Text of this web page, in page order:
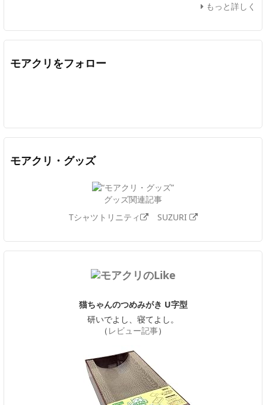
もっと詳しく
モアクリをフォロー
モアクリ・グッズ
グッズ関連記事
Tシャツトリニティ
SUZURI
猫ちゃんのつめみがき U字型
研いでよし、寝てよし。
（ レビュー記事）